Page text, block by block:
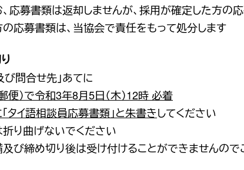
応募書類は返却しませんが、採用が確定した方の
応募書類は、当協会で責任をもって処分します
問合せ先」あてに
便）で令和3年8月5日（木）12時 必着
タイ語相談員応募書類」と朱書きしてください
り曲げないでください
び締め切り後は受け付けることができませんので